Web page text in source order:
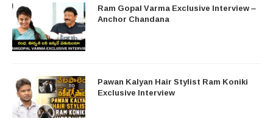
Ram Gopal Varma Exclusive Interview –
Anchor Chandana
Pawan Kalyan Hair Stylist Ram Koniki
Exclusive Interview